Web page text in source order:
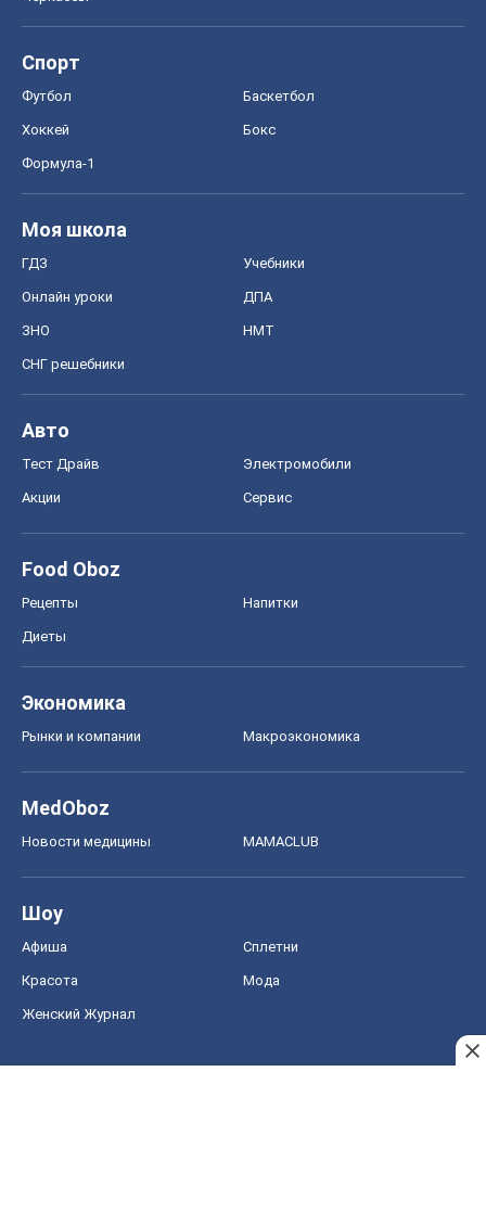
Спорт
Футбол Баскетбол
Хоккей Бокс
Формула-1
Моя школа
ГДЗ Учебники
Онлайн уроки ДПА
ЗНО НМТ
СНГ решебники
Авто
Тест Драйв Электромобили
Акции Сервис
Food Oboz
Рецепты Напитки
Диеты
Экономика
Рынки и компании Mакроэкономика
MedOboz
Новости медицины MAMACLUB
Шоу
Афиша Сплетни
Красота Мода
Женский Журнал